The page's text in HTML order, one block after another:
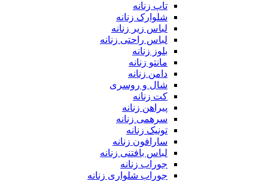
تاپ زنانه
شلوارک زنانه
لباس زیر زنانه
لباس راحتی زنانه
بلوز زنانه
مانتو زنانه
دامن زنانه
شال و روسری
کت زنانه
پیراهن زنانه
سرهمی زنانه
تونیک زنانه
سارافون زنانه
لباس بافتنی زنانه
جوراب زنانه
جوراب شلواری زنانه